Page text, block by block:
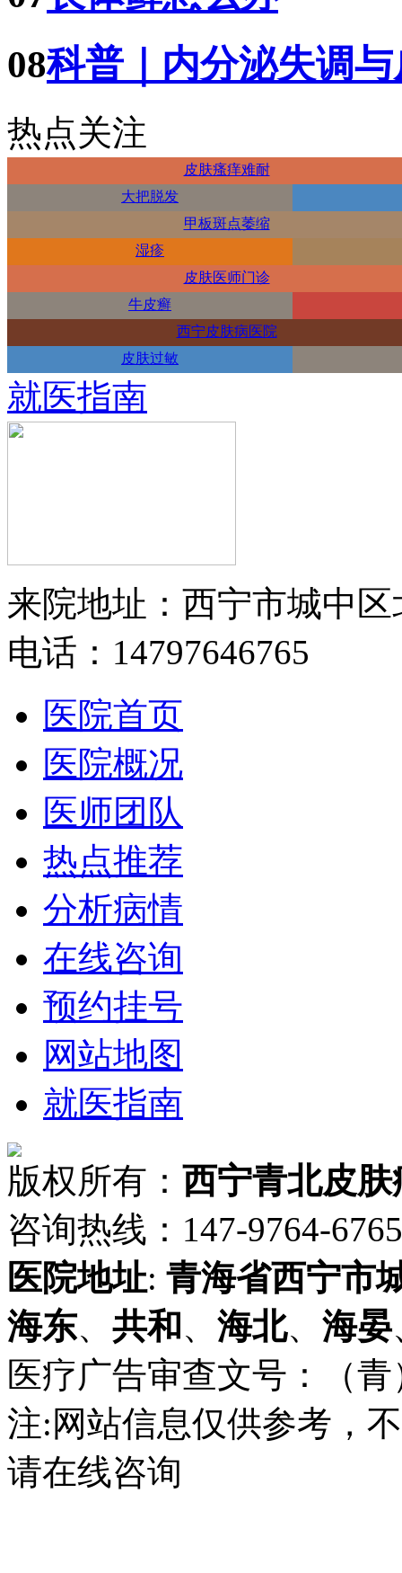
08科普｜内分泌失调
热点关注
皮肤瘙痒难耐
大把脱发
甲板斑点萎缩
湿疹
皮肤医师门诊
牛皮癣
西宁皮肤病医院
皮肤过敏
就医指南
来院地址：西宁市城中区
电话：14797646765
医院首页
医院概况
医师团队
热点推荐
分析病情
在线咨询
预约挂号
网站地图
就医指南
版权所有： 西宁青北皮肤
咨询热线：147-9764-
医院地址: 青海省西宁市
海东、 共和 、 海北、 海晏
医疗广告审查文号：（
注:网站信息仅供参考，
请在线咨询